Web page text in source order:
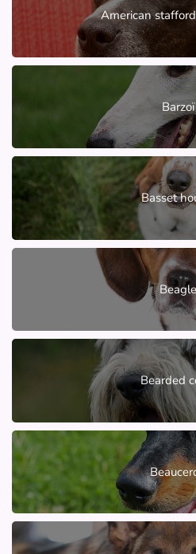
American
Barzoï
Basset
Beagle
Bearded